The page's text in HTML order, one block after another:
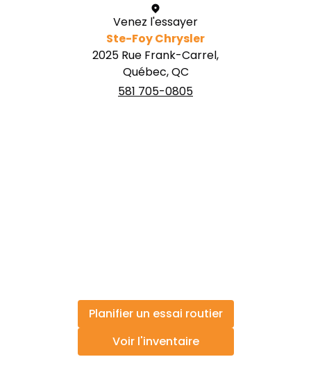
Venez l'essayer
Ste-Foy Chrysler
2025 Rue Frank-Carrel,
Québec, QC
581 705-0805
Planifier un essai routier
Voir l'inventaire